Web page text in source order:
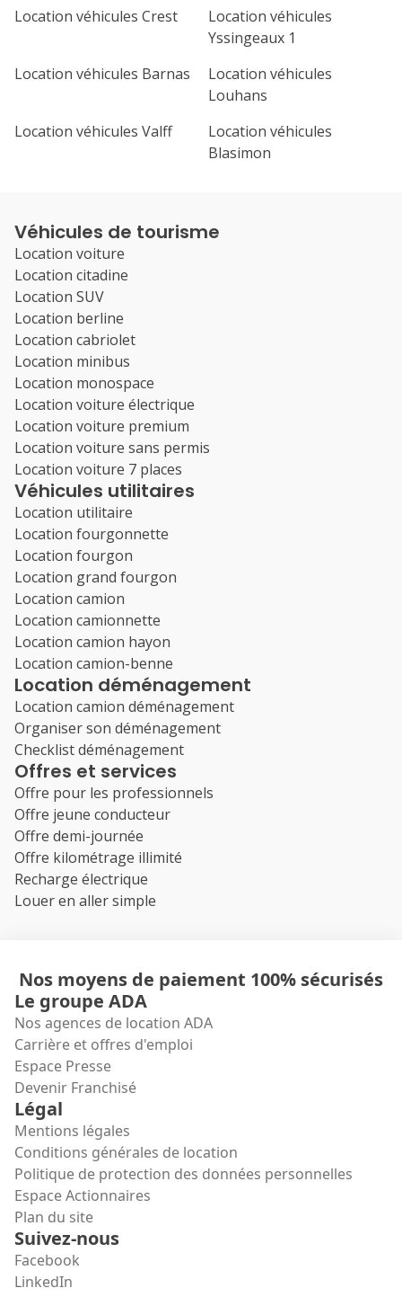
Location véhicules Crest
Location véhicules
Yssingeaux 1
Location véhicules Barnas
Location véhicules
Louhans
Location véhicules Valff
Location véhicules
Blasimon
Véhicules de tourisme
Location voiture
Location citadine
Location SUV
Location berline
Location cabriolet
Location minibus
Location monospace
Location voiture électrique
Location voiture premium
Location voiture sans permis
Location voiture 7 places
Véhicules utilitaires
Location utilitaire
Location fourgonnette
Location fourgon
Location grand fourgon
Location camion
Location camionnette
Location camion hayon
Location camion-benne
Location déménagement
Location camion déménagement
Organiser son déménagement
Checklist déménagement
Offres et services
Offre pour les professionnels
Offre jeune conducteur
Offre demi-journée
Offre kilométrage illimité
Recharge électrique
Louer en aller simple
Nos moyens de paiement 100% sécurisés
Le groupe ADA
Nos agences de location ADA
Carrière et offres d'emploi
Espace Presse
Devenir Franchisé
Légal
Mentions légales
Conditions générales de location
Politique de protection des données personnelles
Espace Actionnaires
Plan du site
Suivez-nous
Facebook
LinkedIn